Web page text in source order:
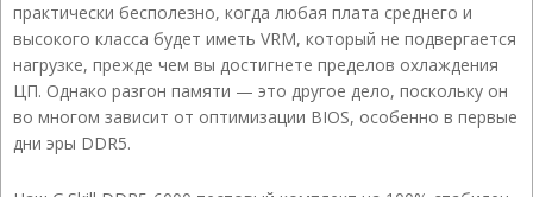
практически бесполезно, когда любая плата среднего и
высокого класса будет иметь VRM, который не подвергается
нагрузке, прежде чем вы достигнете пределов охлаждения
ЦП. Однако разгон памяти — это другое дело, поскольку он
во многом зависит от оптимизации BIOS, особенно в первые
дни эры DDR5.